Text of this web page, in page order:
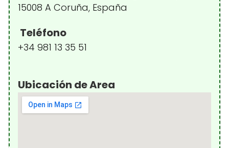
15008 A Coruña, España
Teléfono
+34 981 13 35 51
Ubicación de Area